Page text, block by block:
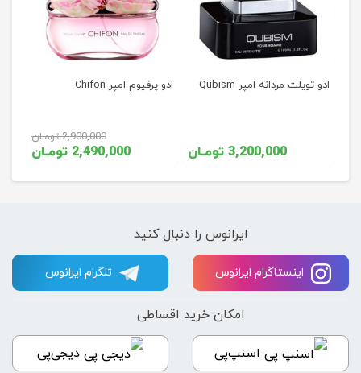
ادو پرفیوم امپر Chifon
2,490,000 تومـان
2,900,000 تومـان
ادو تویلت مردانه امپر Qubism
3,200,000 تومـان
ایرانوس را دنبال کنید
تلگرام ایرانوس اینستاگرام ایرانوس
امکان خرید اقساطی
اسنپ‌پی دیجی‌پی